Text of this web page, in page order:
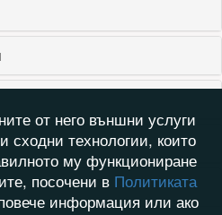
от него външни услуги
сходни технологии, които
му функциониране
посочени в Политиката
информация или ако